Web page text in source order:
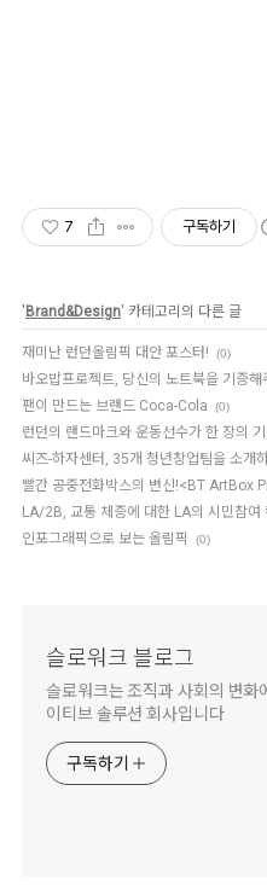
7 구독하기
' Brand&Design' 카테고리의 다른 글
재미난 런던올림픽 대안 포스터! (0)
바오밥프로젝트, 당신의 노트북을 기증해
팬이 만드는 브랜드 Coca-Cola (0)
런던의 랜드마크와 운동선수가 한 장의
씨즈-하자센터, 35개 청년창업팀을 소개
빨간 공중전화박스의 변신!<BT ArtBox
LA/2B, 교통 체증에 대한 LA의 시민참여
인포그래픽으로 보는 올림픽 (0)
슬로워크 블로그
슬로워크는 조직과 사회의 변화
이티브 솔루션 회사입니다
구독하기